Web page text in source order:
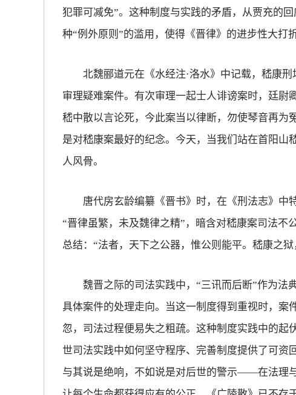
犯罪可减免”。这种制度与实践的矛盾，从贾充的
种“例外原则”的滥用，使得《晋律》的进步性大打折
北魏郦道元在《水经注·洛水》中记载，嵇康刑
审理疑难案件。有次审理一起士人诽谤案时，廷尉
嵇中散以言论死，今此案当以律断，勿使琴音再为
是对嵇康案最好的纪念。今天，当我们站在首阳山
人风骨。
唐代房玄龄编纂《晋书》时，在《刑法志》中
“晋律虽繁，未及魏律之精”，暗含对嵇康案司法
总结：“法者，天下之公器，惟公则能平。嵇康之
魏晋之际的司法实践中，“三讯而后断”作为法
具体案件的处理走向。当这一制度得到重视时，案
忽，司法过程便易失之粗疏。这种制度实践中的
世司法实践中如何坚守程序、完善制度提供了可资
与其说是绝响，不如说是对后世的警示——在法理